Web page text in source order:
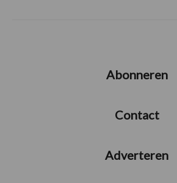
Abonneren
Contact
Adverteren